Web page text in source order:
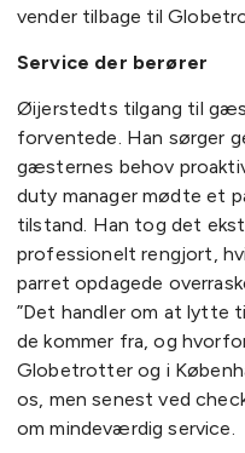
vender tilbage til
Service der berører
Øijerstedts tilgang til
forventede. Han sørger
gæsternes behov
duty manager mødte et
tilstand. Han tog det
professionelt rengjort,
parret opdagede
”Det handler om at lytte
de kommer fra, og
Globetrotter og i
os, men senest ved
om mindeværdig service.